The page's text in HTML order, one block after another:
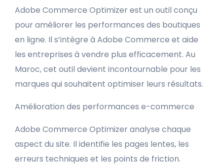
Adobe Commerce Optimizer est un outil conçu
pour améliorer les performances des boutiques
en ligne. Il s’intègre à Adobe Commerce et aide
les entreprises à vendre plus efficacement. Au
Maroc, cet outil devient incontournable pour les
marques qui souhaitent optimiser leurs résultats.
Amélioration des performances e-commerce
Adobe Commerce Optimizer analyse chaque
aspect du site. Il identifie les pages lentes, les
erreurs techniques et les points de friction.